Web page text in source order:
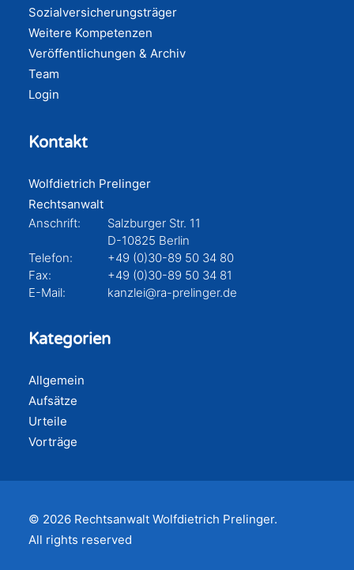
Sozialversicherungsträger
Weitere Kompetenzen
Veröffentlichungen & Archiv
Team
Login
Kontakt
Wolfdietrich Prelinger
Rechtsanwalt
Anschrift:
Salzburger Str. 11
D-10825 Berlin
Telefon:
+49 (0)30-89 50 34 80
Fax:
+49 (0)30-89 50 34 81
E-Mail:
kanzlei@ra-prelinger.de
Kategorien
Allgemein
Aufsätze
Urteile
Vorträge
© 2026 Rechtsanwalt Wolfdietrich Prelinger.
All rights reserved